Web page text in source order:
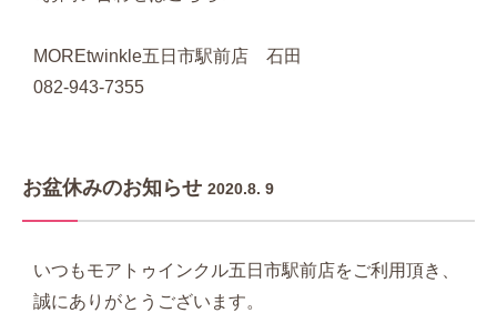
MOREtwinkle五日市駅前店 石田
082-943-7355
お盆休みのお知らせ 2020.8. 9
いつもモアトゥインクル五日市駅前店をご利用頂き、
誠にありがとうございます。